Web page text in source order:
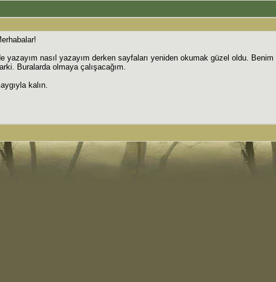
yazayım nasıl yazayım derken sayfaları yeniden okumak güzel oldu.
Buralarda olmaya çalışacağım.
kalın.